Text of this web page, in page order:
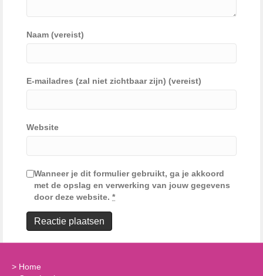
Naam (vereist)
E-mailadres (zal niet zichtbaar zijn) (vereist)
Website
Wanneer je dit formulier gebruikt, ga je akkoord
met de opslag en verwerking van jouw gegevens
door deze website. *
> Home